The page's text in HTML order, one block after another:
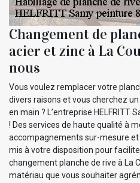
Changement de
acier et zinc à La
nous
Vous voulez remplacer votre
divers raisons et vous cherchez
en main ? L’entreprise HELFRITT
! Des services de haute qualité à
accompagnements sur-mesure et
mis à votre disposition pour
changement planche de rive à La
matériau que vous souhaiter